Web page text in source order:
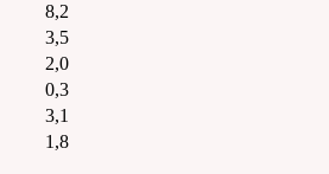
8,2
3,5
2,0
0,3
3,1
1,8